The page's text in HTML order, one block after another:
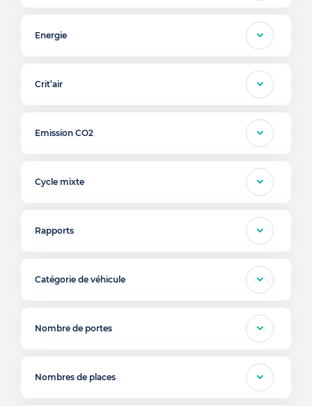
Energie
Crit’air
Emission CO2
Cycle mixte
Rapports
Catégorie de véhicule
Nombre de portes
Nombres de places